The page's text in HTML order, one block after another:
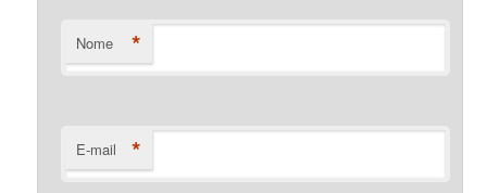
Nome *
E-mail *